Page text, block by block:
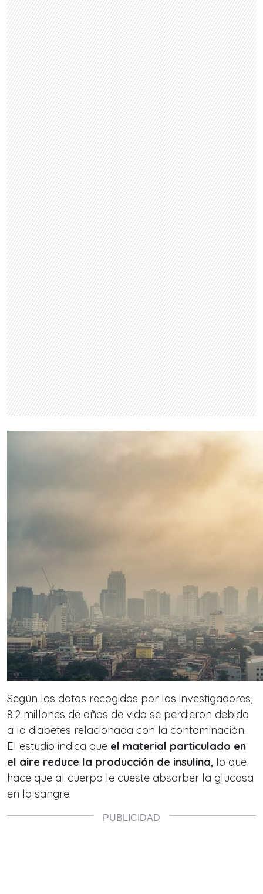
Según los datos recogidos por los investigadores,
8.2 millones de años de vida se perdieron debido
a la diabetes relacionada con la contaminación.
El estudio indica que el material particulado en
el aire reduce la producción de insulina, lo que
hace que al cuerpo le cueste absorber la glucosa
en la sangre.